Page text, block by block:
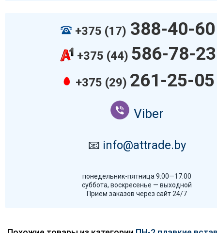
+375 (17) 388-40-60
+375 (44) 586-78-23
+375 (29) 261-25-05
Viber
📧 info@attrade.by
понедельник-пятница 9:00—17:00
суббота, воскресенье — выходной
Прием заказов через сайт 24/7